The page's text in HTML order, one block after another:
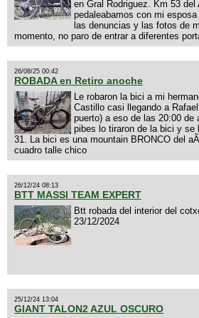
en Gral Rodriguez. Km 53
pedaleabamos con mi
las denuncias y las fotos de
momento, no paro de entrar a diferentes
26/08/25 00:42
ROBADA en Retiro anoche
Le robaron la bici a mi
Castillo casi llegando a
puerto) a eso de las 20:00 de
pibes lo tiraron de la bici y se
31. La bici es una mountain BRONCO del
cuadro talle chico
26/12/24 08:13
BTT MASSI TEAM EXPERT
Btt robada del interior del
23/12/2024
25/12/24 13:04
GIANT TALON2 AZUL OSCURO